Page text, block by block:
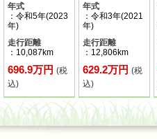
年式
：令和5年(2023
年)
走行距離
：10,087km
696.9万円 (税
込)
年式
：令和3年(2021
年)
走行距離
：12,806km
629.2万円(税
込)